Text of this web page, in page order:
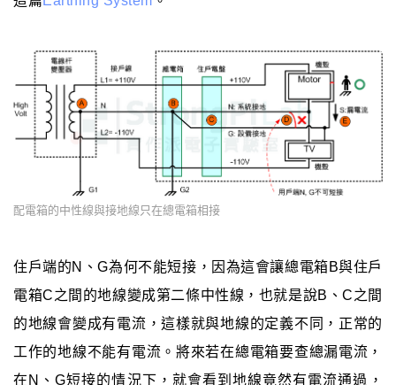
配電箱的中性線與接地線只在總電箱相接
住戶端的N、G為何不能短接，因為這會讓總電箱B與住戶
電箱C之間的地線變成第二條中性線，也就是說B、C之間
的地線會變成有電流，這樣就與地線的定義不同，正常的
工作的地線不能有電流。將來若在總電箱要查總漏電流，
在N、G短接的情況下，就會看到地線竟然有電流通過，